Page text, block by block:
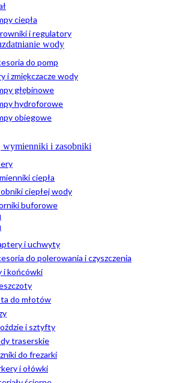
ciepła
i regulatory
wody
do pomp
i zmiękczacze wody
głębinowe
hydroforowe
obiegowe
i zasobniki
ciepła
ciepłej wody
buforowe
i uchwyty
do polerowania i czyszczenia
i końcówki
do młotów
i sztyfty
traserskie
do frezarki
i ołówki